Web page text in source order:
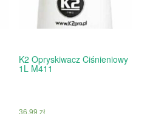
K2 Opryskiwacz Ciśnieniowy
1L M411
36.99 zł